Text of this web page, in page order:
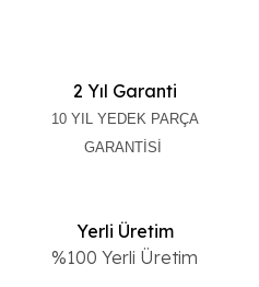
2 Yıl Garanti
10 YIL YEDEK PARÇA
GARANTİSİ
Yerli Üretim
%100 Yerli Üretim